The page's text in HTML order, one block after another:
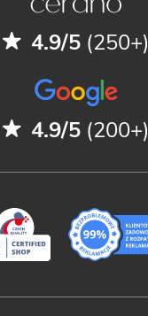
4.9/5 (250+)
4.9/5 (200+)